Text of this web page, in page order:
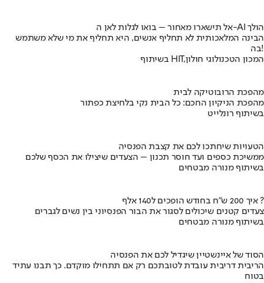
אל תישארו מאחור – בואו לגלות לאן ה-AI הולך
הבינה המלאכותית לא תחליף אנשים, היא תחליף את מי שלא משתמש
בה!
בשיתוף HIT,המכון הטכנולוגי חולון
מהפכת הרובוטיקה לבית
מהפכת הניקיון החכם: כל הבית נקי בלחיצת כפתור
בשיתוף רונלייט
הטעויות שיחתכו לכם את קצבת הפנסיה
ממשיכת כספים ועד חוסר תכנון – הצעדים שיצילו את הכסף שלכם
בשיתוף מנורה מבטחים
איך 200 ש"ח בחודש הופכים ל140 אלף ?
צעדים קטנים שיכולים לסגור את הבור הפנסיוני בין נשים לגברים
בשיתוף מנורה מבטחים
הסוד של איינשטיין שיגדיל לכם את הפנסיה
הריבית דריבית עובדת לטובתכם רק אם תתחילו מוקדם. כך תבנו עתיד
בטוח